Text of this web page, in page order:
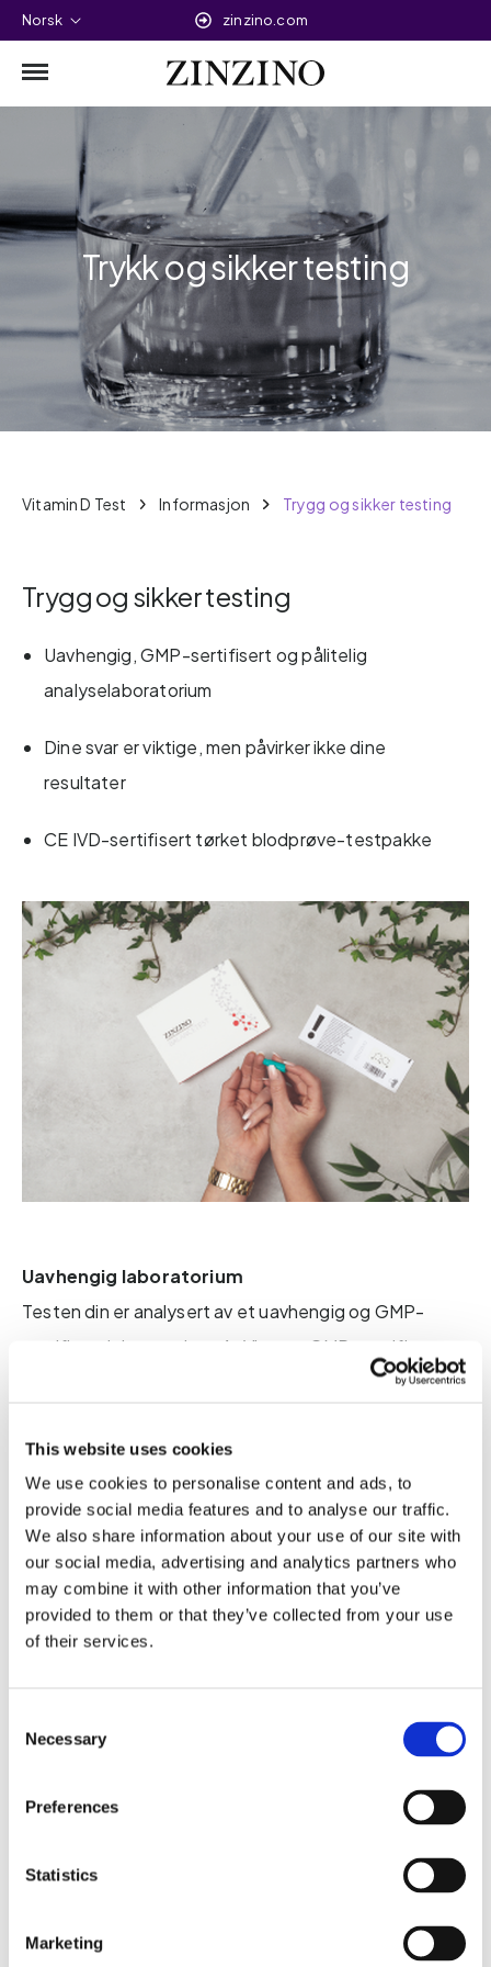
This website uses cookies
We use cookies to personalise content and ads, to
provide social media features and to analyse our traffic.
We also share information about your use of our site with
our social media, advertising and analytics partners who
may combine it with other information that you’ve
provided to them or that they’ve collected from your use
of their services.
Selection
Necessary
Preferences
Statistics
Marketing
Norsk zinzino.com
Trykk og sikker testing
Vitamin D Test Informasjon Trygg og sikker testing
Trygg og sikker testing
Uavhengig, GMP-sertifisert og pålitelig
analyselaboratorium
Dine svar er viktige, men påvirker ikke dine
resultater
CE IVD-sertifisert tørket blodprøve-testpakke
Uavhengig laboratorium
Testen din er analysert av et uavhengig og GMP-
sertifisert laboratorium. At Vitas er GMP-sertifisert
betyr at de følger god produksjonspraksis. De er et
analyser, som utfører høykvalitative kromografiske
analyser basert på banebrytende kunnskap og
teknologi. Inkludert i blodprøvetesten ligger en
Vitamin-D Test-ID som kun du kan se. Hverken
laboratoriet eller Zinzino vet hvem som har sendt inn
testen. På zinzinotest.com blir resultatene dine
til den fullstendige analysen. Hvis du ikke har fylt ut
din i nmol/L.
Dine svar er viktige
tar blodtesten. Du har deretter tilgang til alle dine svar